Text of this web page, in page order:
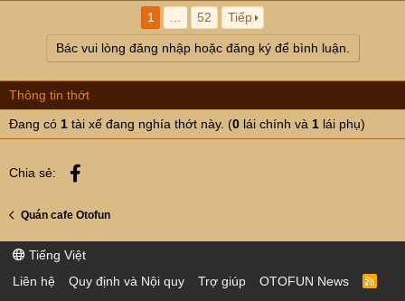
s
1 … 52 Tiếp
Bác vui lòng đăng nhập hoặc đăng ký để bình luận.
Thông tin thớt
Đang có 1 tài xế đang nghía thớt này. (0 lái chính và 1 lái phụ)
Chia sẻ:
Quán cafe Otofun
Tiếng Việt
Liên hệ
Quy định và Nội quy Trợ giúp OTOFUN News
R